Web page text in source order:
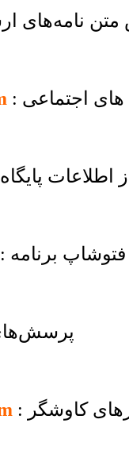
متن نامه‌های
اجتماعی
پایگاه
فتوشاپ برنامه
:
کاوشگر